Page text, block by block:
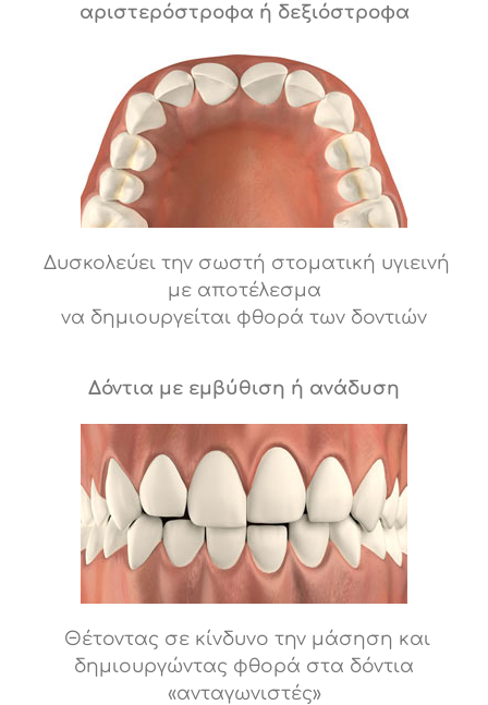
αριστερόστροφα ή δεξιόστροφα
Δυσκολεύει την σωστή στοματική υγιεινή
με αποτέλεσμα
να δημιουργείται φθορά των δοντιών
Δόντια με εμβύθιση ή ανάδυση
Θέτοντας σε κίνδυνο την μάσηση και
δημιουργώντας φθορά στα δόντια
«ανταγωνιστές»